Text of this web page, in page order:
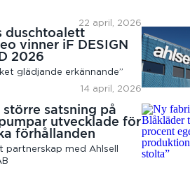
22 april, 2026
duschtoalett
vinner iF DESIGN
2026
glädjande erkännande”
14 april, 2026
större satsning på
utvecklade för
förhållanden
partnerskap med Ahlsell